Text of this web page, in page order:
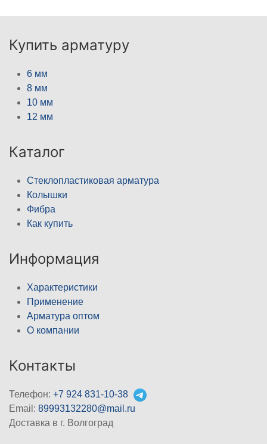
Купить арматуру
6 мм
8 мм
10 мм
12 мм
Каталог
Стеклопластиковая арматура
Колышки
Фибра
Как купить
Информация
Характеристики
Применение
Арматура оптом
О компании
Контакты
Телефон: +7 924 831-10-38
Email: 89993132280@mail.ru
Доставка в г. Волгоград